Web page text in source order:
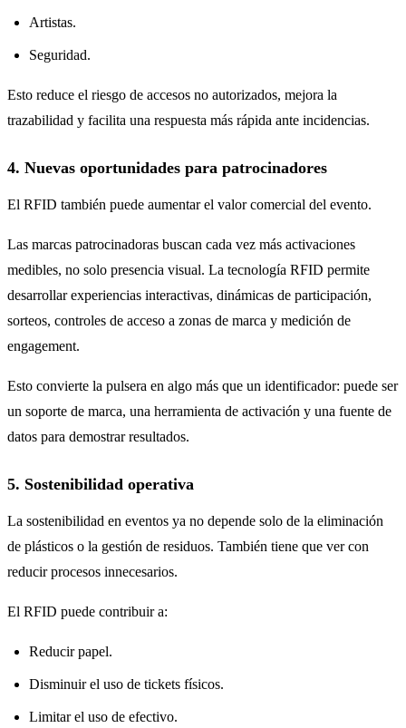
Artistas.
Seguridad.
Esto reduce el riesgo de accesos no autorizados, mejora la
trazabilidad y facilita una respuesta más rápida ante incidencias.
4. Nuevas oportunidades para patrocinadores
El RFID también puede aumentar el valor comercial del evento.
Las marcas patrocinadoras buscan cada vez más activaciones
medibles, no solo presencia visual. La tecnología RFID permite
desarrollar experiencias interactivas, dinámicas de participación,
sorteos, controles de acceso a zonas de marca y medición de
engagement.
Esto convierte la pulsera en algo más que un identificador: puede ser
un soporte de marca, una herramienta de activación y una fuente de
datos para demostrar resultados.
5. Sostenibilidad operativa
La sostenibilidad en eventos ya no depende solo de la eliminación
de plásticos o la gestión de residuos. También tiene que ver con
reducir procesos innecesarios.
El RFID puede contribuir a:
Reducir papel.
Disminuir el uso de tickets físicos.
Limitar el uso de efectivo.